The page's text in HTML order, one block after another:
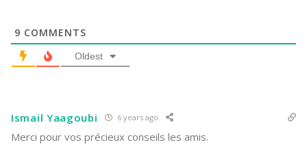
9 COMMENTS
Oldest
Ismail Yaagoubi 6 years ago
Merci pour vos précieux conseils les amis.